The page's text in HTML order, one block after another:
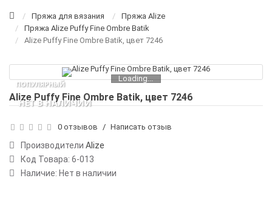
Пряжа для вязания
Пряжа Alize
Пряжа Alize Puffy Fine Ombre Batik
Alize Puffy Fine Ombre Batik, цвет 7246
ПОПУЛЯРНЫЙ
НЕТ В НАЛИЧИИ
Loading...
Alize Puffy Fine Ombre Batik, цвет 7246
0 отзывов / Написать отзыв
Производители Alize
Код Товара: 6-013
Наличие: Нет в наличии